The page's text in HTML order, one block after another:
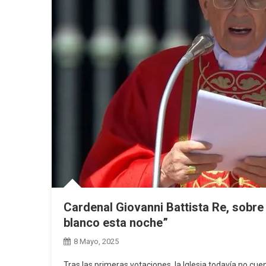
Cardenal Giovanni Battista Re,
blanco esta noche”
8 Mayo, 2025